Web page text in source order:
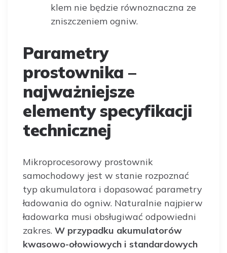
klem nie będzie równoznaczna ze
zniszczeniem ogniw.
Parametry
prostownika –
najważniejsze
elementy specyfikacji
technicznej
Mikroprocesorowy prostownik
samochodowy jest w stanie rozpoznać
typ akumulatora i dopasować parametry
ładowania do ogniw. Naturalnie najpierw
ładowarka musi obsługiwać odpowiedni
zakres. W przypadku akumulatorów
kwasowo-ołowiowych i standardowych